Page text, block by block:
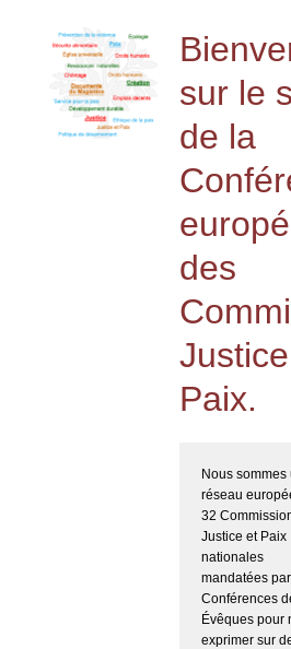
sur le
de la
des
Paix.
Nous sommes
réseau
32
Justice et Paix
nationales
mandatées
Conférences
Évêques pour
exprimer sur